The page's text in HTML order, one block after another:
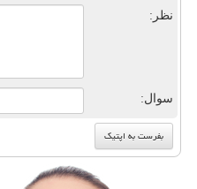
نظر:
سوال: